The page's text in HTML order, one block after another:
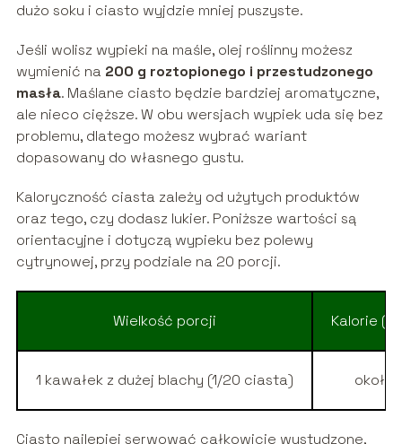
dużo soku i ciasto wyjdzie mniej puszyste.
Jeśli wolisz wypieki na maśle, olej roślinny możesz
wymienić na 200 g roztopionego i przestudzonego
masła. Maślane ciasto będzie bardziej aromatyczne,
ale nieco cięższe. W obu wersjach wypiek uda się bez
problemu, dlatego możesz wybrać wariant
dopasowany do własnego gustu.
Kaloryczność ciasta zależy od użytych produktów
oraz tego, czy dodasz lukier. Poniższe wartości są
orientacyjne i dotyczą wypieku bez polewy
cytrynowej, przy podziale na 20 porcji.
Wielkość porcji Kalorie
1 kawałek z dużej blachy (1/20 ciasta) około
Ciasto najlepiej serwować całkowicie wystudzone,